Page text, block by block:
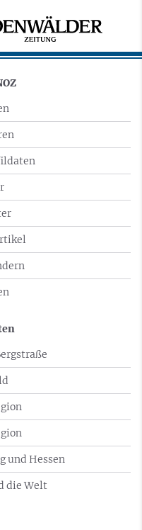
und Hessen
die Welt